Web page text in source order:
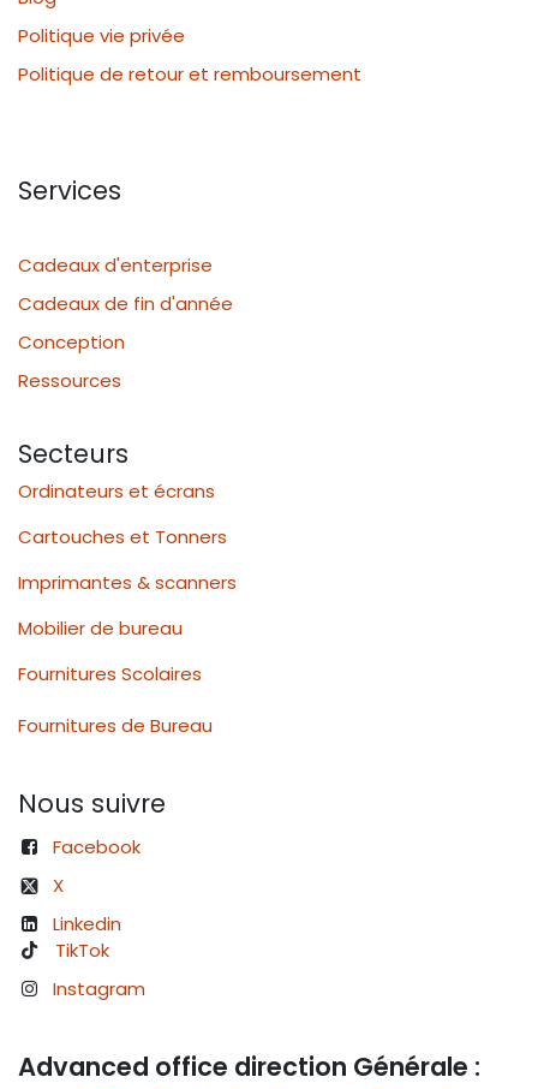
Politique vie privée
Politique de retour et remboursement
Services
Cadeaux d'enterprise
Cadeaux de fin d'année
Conception
Ressources
Secteurs
Ordinateurs et écrans
Cartouches et Tonners
Imprimantes & scanners
Mobilier de bureau
Fournitures Scolaires
Fournitures de Bureau
Nous suivre
Facebook
X
Linkedin
TikTok
Instagram
Advanced office direction Générale :